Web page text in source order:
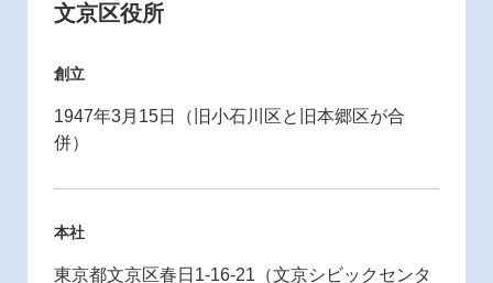
文京区役所
創立
1947年3月15日（旧小石川区と旧本郷区が合
併）
本社
東京都文京区春日1-16-21（文京シビックセンタ